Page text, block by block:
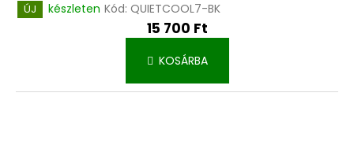
ÚJ készleten Kód: QUIETCOOL7-BK
15 700 Ft
KOSÁRBA